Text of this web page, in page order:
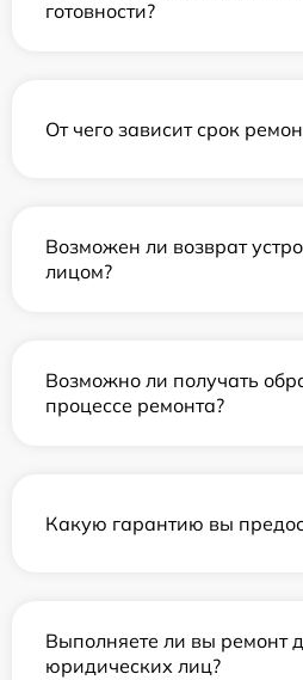
готовности?
От чего зависит срок
Возможен ли возврат
лицом?
Возможно ли получать
процессе ремонта?
Какую гарантию вы
Выполняете ли вы ремонт
юридических лиц?